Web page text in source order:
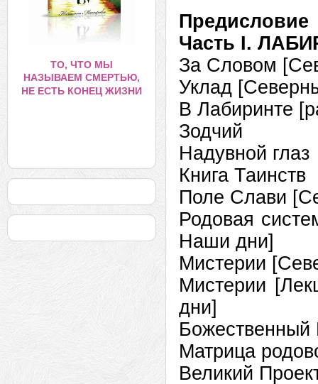
Часть I.
За Словом
Уклад
В Лабиринте
Зодчий
Надувной
Книга
Поле Слави
Родовая
Наши дни]
Мистерии
Мистерии
дни]
Матрица
Великий
ТО, ЧТО МЫ
НАЗЫВАЕМ СМЕРТЬЮ,
НЕ ЕСТЬ КОНЕЦ ЖИЗНИ